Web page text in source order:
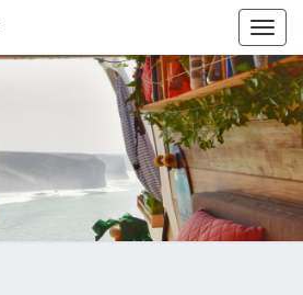
SIMPLE
Viviendo
En Un
Camión
Por
Europa